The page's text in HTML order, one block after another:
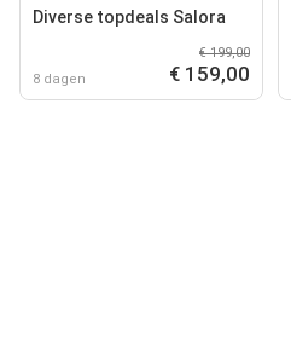
Diverse topdeals Salora
8 dagen
€ 199,00
€ 159,00